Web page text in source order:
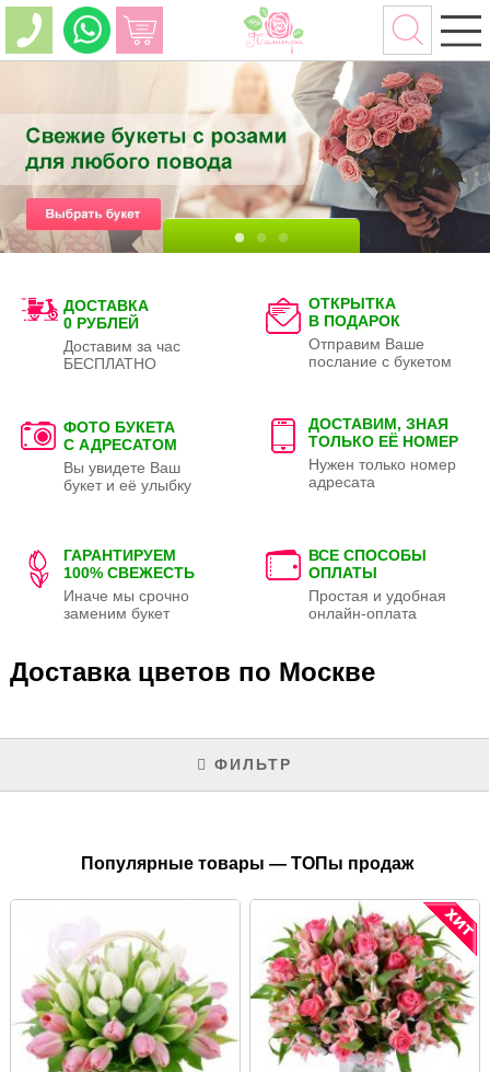
ДОСТАВКА
0 РУБЛЕЙ
Доставим за час
БЕСПЛАТНО
ОТКРЫТКА
В ПОДАРОК
Отправим Ваше
послание с букетом
ФОТО БУКЕТА
С АДРЕСАТОМ
Вы увидете Ваш
букет и её улыбку
ДОСТАВИМ, ЗНАЯ
ТОЛЬКО ЕЁ НОМЕР
Нужен только номер
адресата
ГАРАНТИРУЕМ
100% СВЕЖЕСТЬ
Иначе мы срочно
заменим букет
ВСЕ СПОСОБЫ
ОПЛАТЫ
Простая и удобная
онлайн-оплата
Доставка цветов по Москве
ФИЛЬТР
Популярные товары — ТОПы продаж